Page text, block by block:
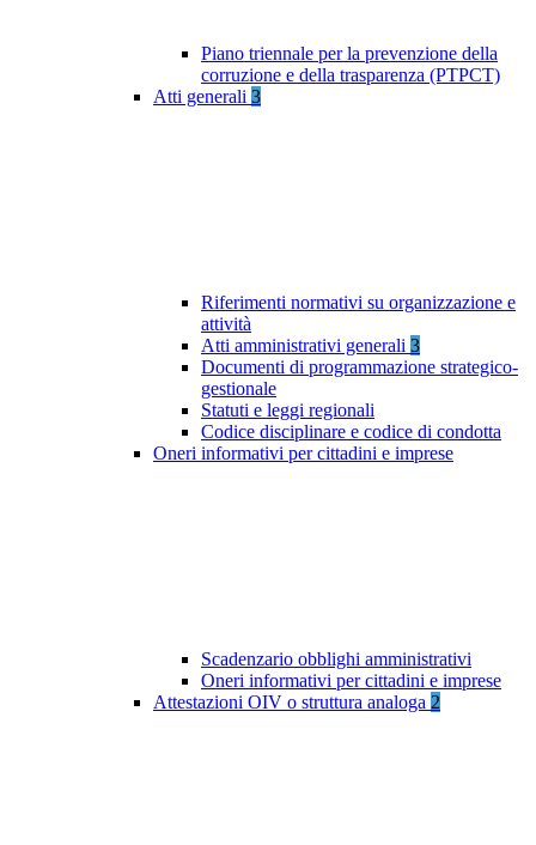
Piano triennale per la prevenzione della
corruzione e della trasparenza (PTPCT)
Atti generali 3
Riferimenti normativi su organizzazione e
attività
Atti amministrativi generali 3
Documenti di programmazione strategico-
gestionale
Statuti e leggi regionali
Codice disciplinare e codice di condotta
Oneri informativi per cittadini e imprese
Scadenzario obblighi amministrativi
Oneri informativi per cittadini e imprese
Attestazioni OIV o struttura analoga 2